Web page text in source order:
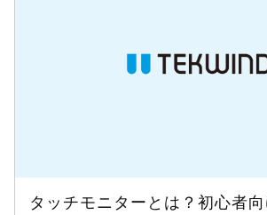
タッチモニターとは？初心者